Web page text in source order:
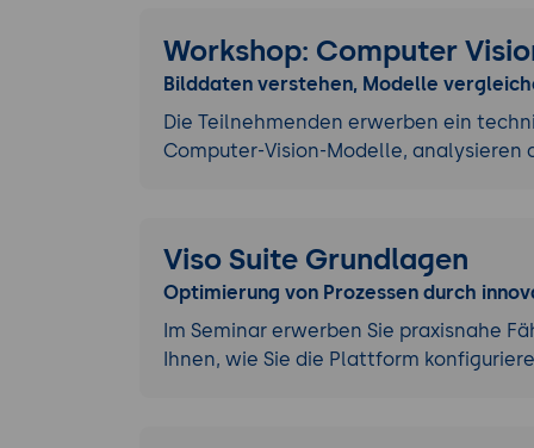
Workshop: Computer
Bilddaten verstehen, Modelle
Die Teilnehmenden erwerben ein
Computer-Vision-Modelle, analysieren
Viso Suite Grundlagen
Optimierung von Prozessen durch
Im Seminar erwerben Sie praxisnahe
Ihnen, wie Sie die Plattform